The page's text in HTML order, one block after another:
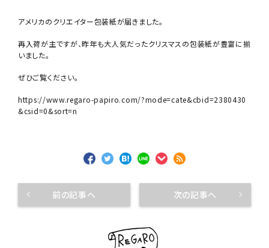
アメリカのクリエイター包装紙が届きました。
再入荷が主ですが、昨年も大人気だったクリスマスの包装紙が豊富に揃
いました。
ぜひご覧ください。
https://www.regaro-papiro.com/?mode=cate&cbid=2380430
&csid=0&sort=n
前の記事へ 次の記事へ